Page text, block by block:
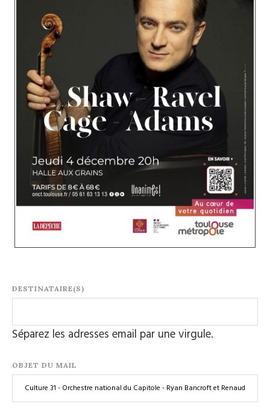
DESTINATAIRE(S)
Séparez les adresses email par une virgule.
OBJET DU MAIL